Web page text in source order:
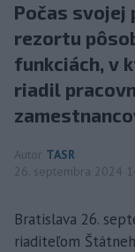
Počas svojej
rezortu
funkciách, v
riadil
Autor TASR
26. septembra 2024
Bratislava 26.
riaditeľom